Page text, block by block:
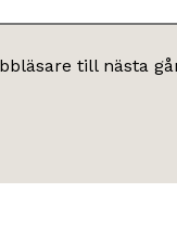
till nästa